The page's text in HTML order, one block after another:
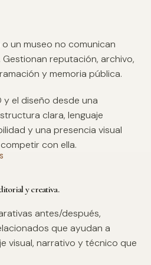
un museo no comunican
reputación, archivo,
y memoria pública.
y el diseño desde una
clara, lenguaje
y una presencia visual
con ella.
y creativa.
antes/después,
que ayudan a
visual, narrativo y técnico que